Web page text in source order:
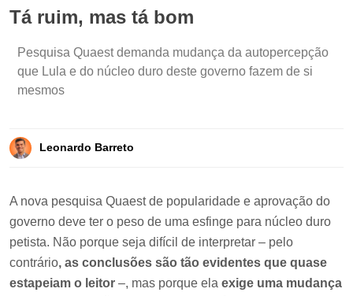
Tá ruim, mas tá bom
Pesquisa Quaest demanda mudança da autopercepção
que Lula e do núcleo duro deste governo fazem de si
mesmos
Leonardo Barreto
A nova pesquisa Quaest de popularidade e aprovação do
governo deve ter o peso de uma esfinge para núcleo duro
petista. Não porque seja difícil de interpretar – pelo
contrário, as conclusões são tão evidentes que quase
estapeiam o leitor –, mas porque ela exige uma mudança